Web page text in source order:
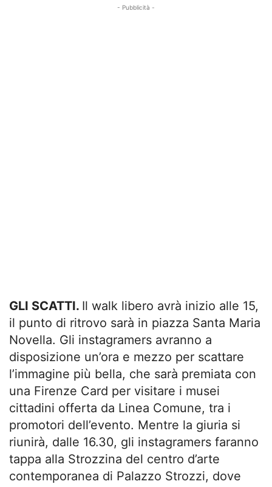
- Pubblicità -
GLI SCATTI. Il walk libero avrà inizio alle 15,
il punto di ritrovo sarà in piazza Santa Maria
Novella. Gli instagramers avranno a
disposizione un’ora e mezzo per scattare
l’immagine più bella, che sarà premiata con
una Firenze Card per visitare i musei
cittadini offerta da Linea Comune, tra i
promotori dell’evento. Mentre la giuria si
riunirà, dalle 16.30, gli instagramers faranno
tappa alla Strozzina del centro d’arte
contemporanea di Palazzo Strozzi, dove